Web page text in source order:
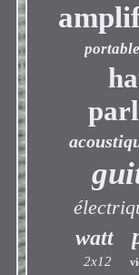
portable
watt
2x12